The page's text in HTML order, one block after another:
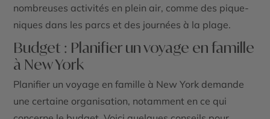
nombreuses activités en plein air, comme des pique-
niques dans les parcs et des journées à la plage.
Budget : Planifier un voyage en famille
à New York
Planifier un voyage en famille à New York demande
une certaine organisation, notamment en ce qui